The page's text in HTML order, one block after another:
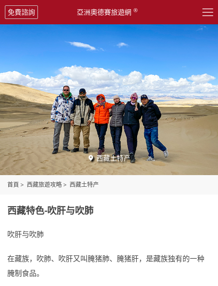

免費諮詢 亞洲奧德賽旅遊網 ®
 西藏土特产
首頁 > 西藏旅遊攻略> 西藏土特产
西藏特色-吹肝与吹肺
吹肝与吹肺
在藏族，吹肺、吹肝又叫腌猪肺、腌猪肝，是藏族独有的一种
腌制食品。